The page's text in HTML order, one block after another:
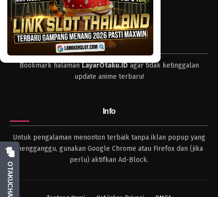
dan format lengkap.
Tips
Bookmark halamanLayarOtaku.IDagar tidak ketinggalan
update anime terbaru!
Info
Untuk pengalaman menonton terbaik tanpa iklan popup yang
mengganggu, gunakan Google Chrome atau Firefox dan (jika
perlu) aktifkan Ad-Block.
OTAKUCHAT